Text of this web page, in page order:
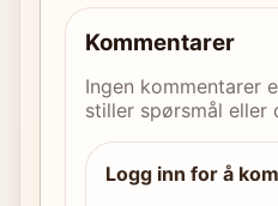
Kommentarer
Ingen kommentarer
stiller spørsmål eller
Logg inn for å